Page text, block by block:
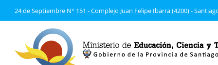
al
24 de Septiembre N° 151 - Complejo Juan Felipe Ibarra (4200) -